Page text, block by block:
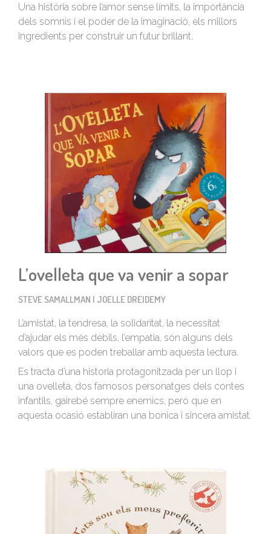
Una història sobre l’amor sense límits, la importància
dels somnis i el poder de la imaginació, els millors
ingredients per construir un futur brillant.
L’ovelleta que va venir a sopar
STEVE SAMALLMAN I JOELLE DREIDEMY
L’amistat, la tendresa, la solidaritat, la necessitat
d’ajudar els més dèbils, l’empatia, són alguns dels
valors que es poden treballar amb aquesta lectura.
Es tracta d’una historia protagonitzada per un llop i
una ovelleta, dos famosos personatges dels contes
infantils, gairebé sempre enemics, però que en
aquesta ocasió establiran una bonica i sincera amistat.